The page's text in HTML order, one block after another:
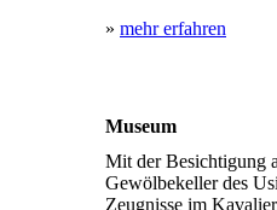
» mehr erfahren
Museum
Mit der Besichtigung
Gewölbekeller des
Zeugnisse im